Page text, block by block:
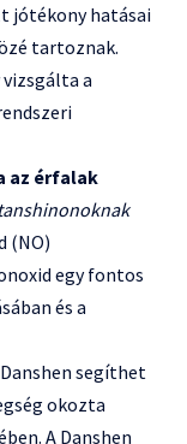
jótékony hatásai
tartoznak.
a
az érfalak
tanshinonoknak
(NO)
egy fontos
és a
segíthet
okozta
A Danshen